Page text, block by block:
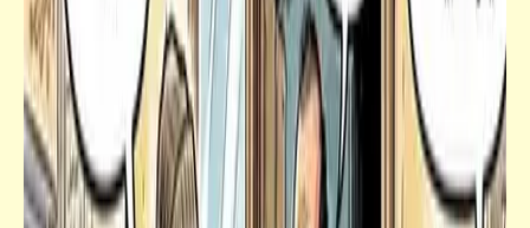
كلمة ونص
المعاني الاستراتيجيّة لأغنية "بعد سبعين سنة"
| وما زال المعنى في بطن الشاعر